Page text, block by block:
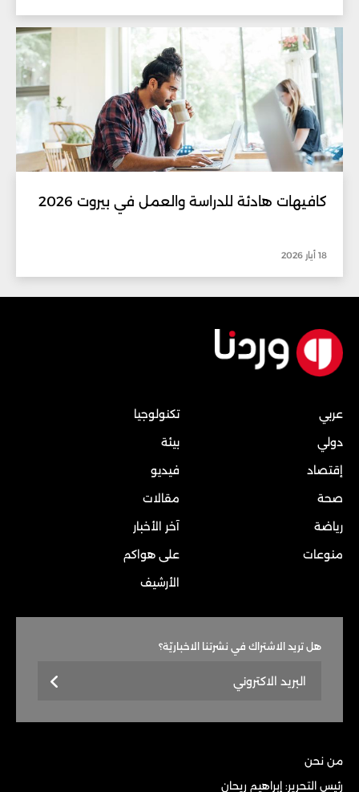
كافيهات هادئة للدراسة والعمل في بيروت 2026
18 أيار 2026
عربي
دولي
إقتصاد
صحة
رياضة
منوعات
تكنولوجيا
بيئة
فيديو
مقالات
آخر الأخبار
على هواكم
الأرشيف
هل تريد الاشتراك في نشرتنا الاخباريّة؟
من نحن
رئيس التحرير: إبراهيم ريحان